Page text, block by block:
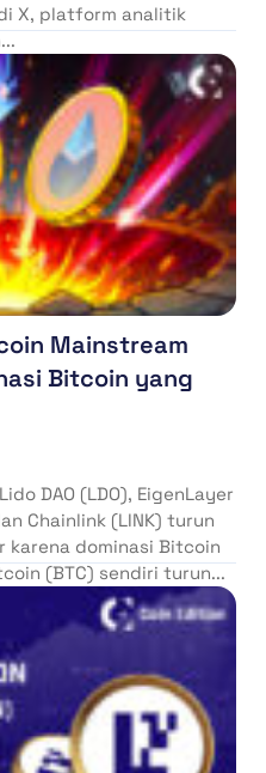
X, platform analitik
Mainstream
Bitcoin yang
DAO (LDO), EigenLayer
Chainlink (LINK) turun
karena dominasi Bitcoin
(BTC) sendiri turun...